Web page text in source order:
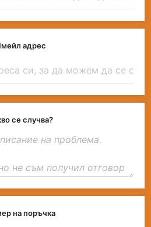
адрес
се случва?
на поръчка